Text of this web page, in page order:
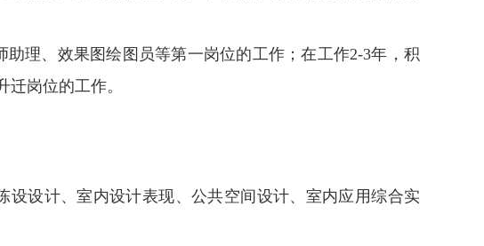
理、效果图绘图员等第一岗位的工作；在工作2-3年，积
岗位的工作。
设设计、室内设计表现、公共空间设计、 室内应用综合实